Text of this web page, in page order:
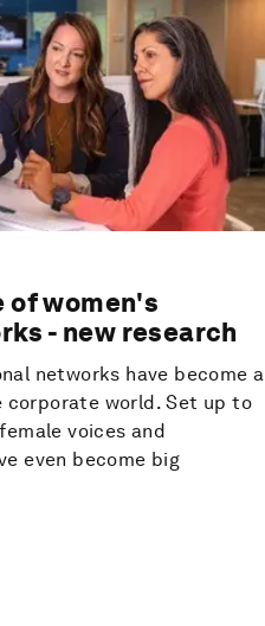
of women's
- new research
networks have become a
world. Set up to
voices and
even become big